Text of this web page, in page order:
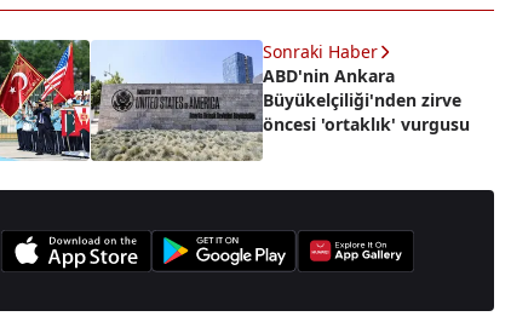
Sonraki Haber
ABD'nin Ankara
Büyükelçiliği'nden zirve
öncesi 'ortaklık' vurgusu